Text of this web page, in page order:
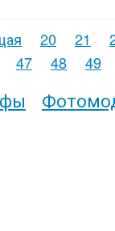
20 21
47 48 49